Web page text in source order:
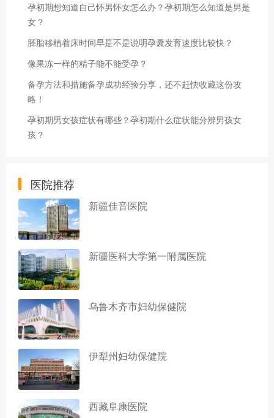
孕初期想知道自己怀男怀女怎么办？孕初期怎么知道是男是
女？
胚胎移植着床时间早是不是说明孕囊发育速度比较快？
像果冻一样的精子能不能受孕？
备孕方法和措施备孕成功经验分享，还不赶快收藏这份攻
略！
孕初期男女孩症状有哪些？孕初期什么症状能分辨男孩女
孩？
医院推荐
新疆佳音医院
新疆医科大学第一附属医院
乌鲁木齐市妇幼保健院
伊犁州妇幼保健院
西藏阜康医院